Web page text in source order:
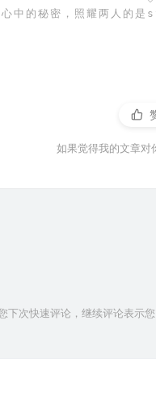
心中的秘密，照耀两人的
如果觉得我的文章对
下次快速评论，继续评论表示